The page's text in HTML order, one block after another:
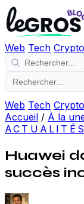
Web Tech Crypto
Web Tech Crypto
Accueil / À la
ACTUALITÉS
Huawei
succès